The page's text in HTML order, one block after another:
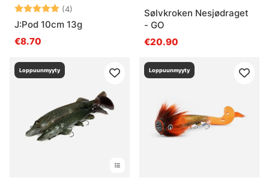
Arvio: (4)
5.0 5:sta tähdestä
J:Pod 10cm 13g
€8.70
Sølvkroken Nesjødraget
- GO
€20.90
Loppuunmyyty Loppuunmyyty